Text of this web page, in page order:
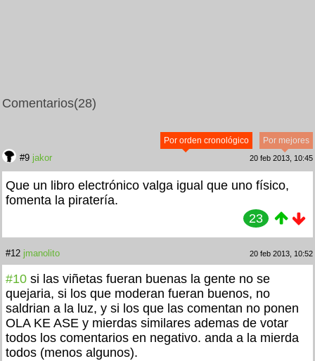
Comentarios(28)
Por mejores
Por orden cronológico
#9 jakor 20 feb 2013, 10:45
Que un libro electrónico valga igual que uno físico,
fomenta la piratería.
23
#12 jmanolito 20 feb 2013, 10:52
#10 si las viñetas fueran buenas la gente no se
quejaria, si los que moderan fueran buenos, no
saldrian a la luz, y si los que las comentan no ponen
OLA KE ASE y mierdas similares ademas de votar
todos los comentarios en negativo. anda a la mierda
todos (menos algunos).